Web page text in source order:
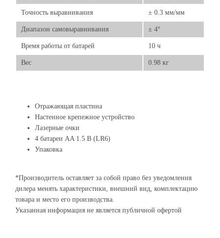
Точность выравнивания ± 0.3 мм/мм
Диапазон самовыравнивания ± 4°
Время работы от батарей 10 ч
Вес 0.98 кг
Отражающая пластина
Настенное крепежное устройство
Лазерные очки
4 батареи AA 1.5 В (LR6)
Упаковка
*Производитель оставляет за собой право без уведомления
дилера менять характеристики, внешний вид, комплектацию
товара и место его производства.
Указанная информация не является публичной офертой